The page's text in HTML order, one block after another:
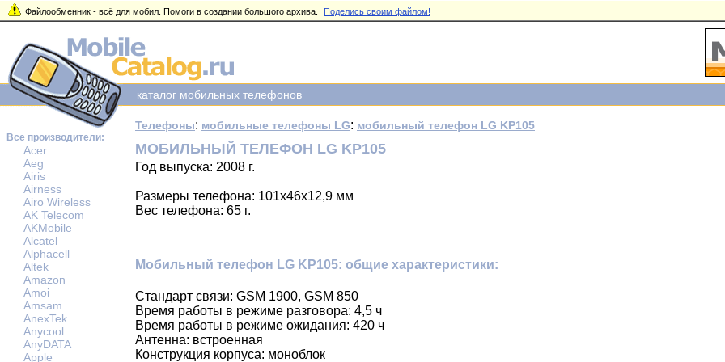
Файлообменник - всё для мобил. Помоги в создании большого архива. Поделись своим файлом!
Все производители:
Acer
Aeg
Airis
Airness
Airo Wireless
AK Telecom
AKMobile
Alcatel
Alphacell
Altek
Amazon
Amoi
Amsam
AnexTek
Anycool
AnyDATA
Apple
каталог мобильных телефонов
Телефоны: мобильные телефоны LG: мобильный телефон LG KP105
МОБИЛЬНЫЙ ТЕЛЕФОН LG KP105
Год выпуска: 2008 г.
Размеры телефона: 101x46x12,9 мм
Вес телефона: 65 г.
Мобильный телефон LG KP105: общие характеристики:
Стандарт связи: GSM 1900, GSM 850
Время работы в режиме разговора: 4,5 ч
Время работы в режиме ожидания: 420 ч
Антенна: встроенная
Конструкция корпуса: моноблок